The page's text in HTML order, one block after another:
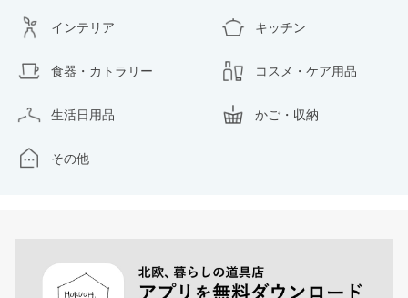
インテリア キッチン
食器・カトラリー コスメ・ケア用品
生活日用品 かご・収納
その他